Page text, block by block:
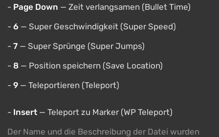
- Page Down — Zeit verlangsamen (Bullet Time)
- 6 — Super Geschwindigkeit (Super Speed)
- 7 — Super Sprünge (Super Jumps)
- 8 — Position speichern (Save Location)
- 9 — Teleportieren (Teleport)
- Insert — Teleport zu Marker (WP Teleport)
Der Name und die Beschreibung der Datei wurden